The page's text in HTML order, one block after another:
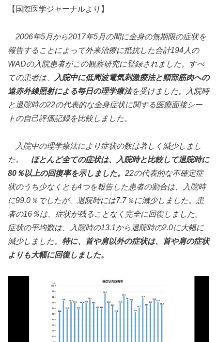
【国際医学ジャーナルより】
2006年5月から2017年5月の間に全身の無期限の症状を
報告することによって外来治療に抵抗した合計194人の
WADの入院患者がこの観察研究に登録されました。すべ
ての患者は、
入院中に低周波電気刺激療法と頸部筋肉への
遠赤外線照射による毎日の理学療法を受けました。入院時
と退院時の22の代表的な全身症状に関する医療面接シー
トの自己評価記録を比較しました。
入院中の理学療法により症状の数は著しく減少しまし
た。 ほとんど全ての症状は、入院時と比較して退院時に
80％以上の回復率を示しました。 22の代表的な不確定症
状のうち少なくとも4つを報告した患者の割合は、入院時
に99.0％でしたが、退院時には7.7％に減少しました。患
者の16％は、症状が残ることなく完全に回復しました。
症状の平均数は、入院時の13.1から退院時の2.0に大幅に
減少しました。 特に、首や肩以外の症状は、首や肩の症状
よりも大幅に回復しました。